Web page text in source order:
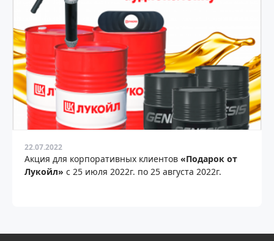
22.07.2022
Акция для корпоративных клиентов «Подарок от
Лукойл» с 25 июля 2022г. по 25 августа 2022г.